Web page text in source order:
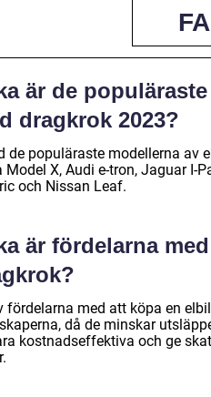
är de
dragkrok 2023?
de populäraste modellerna av
Model X, Audi e-tron, Jaguar I-
och Nissan Leaf.
är fördelarna
fördelarna med att köpa en
då de minskar
kostnadseffektiva och ge